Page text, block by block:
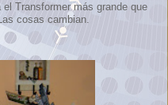
Transformer más grande que
cosas cambian.